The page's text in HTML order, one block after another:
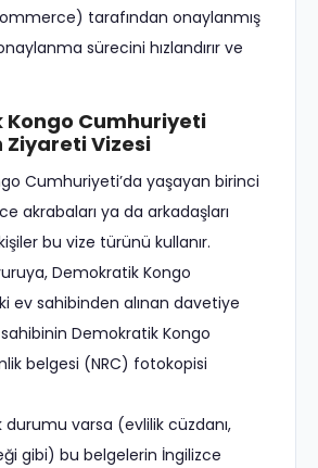
tarafından onaylanmış
sürecini hızlandırır ve
Kongo Cumhuriyeti
Vizesi
Cumhuriyeti’da yaşayan birinci
akrabaları ya da arkadaşları
bu vize türünü kullanır.
Demokratik Kongo
ev sahibinden alınan davetiye
Demokratik Kongo
belgesi (NRC) fotokopisi
durumu varsa (evlilik cüzdanı,
gibi) bu belgelerin İngilizce